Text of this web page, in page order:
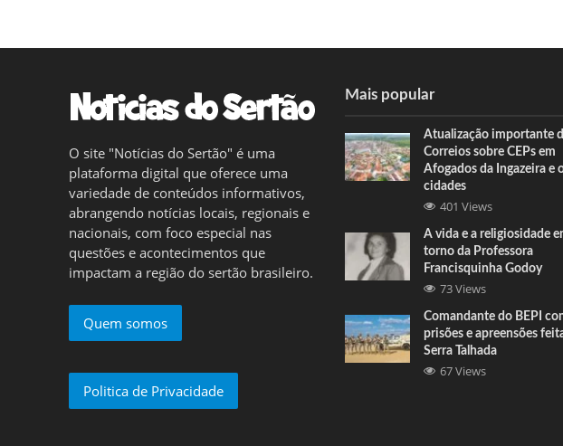
O site "Notícias do Sertão" é uma
plataforma digital que oferece uma
variedade de conteúdos informativos,
abrangendo notícias locais, regionais e
nacionais, com foco especial nas
questões e acontecimentos que
impactam a região do sertão brasileiro.
Quem somos
Politica de Privacidade
Mais popular
Atualização importante
Correios sobre CEPs em
Afogados da Ingazeira e
cidades
401 Views
A vida e a religiosidade
torno da Professora
Francisquinha Godoy
73 Views
Comandante do BEPI
prisões e apreensões
Serra Talhada
67 Views